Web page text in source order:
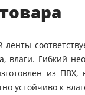
ленты
влаги. Гибкий
из ПВХ,
устойчиво к